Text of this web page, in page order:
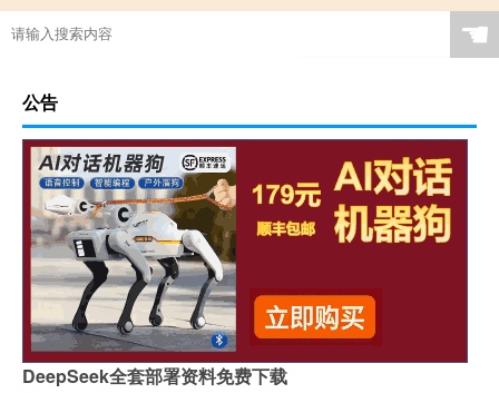
☚
公告
DeepSeek全套部署资料免费下载